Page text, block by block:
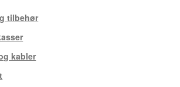
tilbehør
kabler